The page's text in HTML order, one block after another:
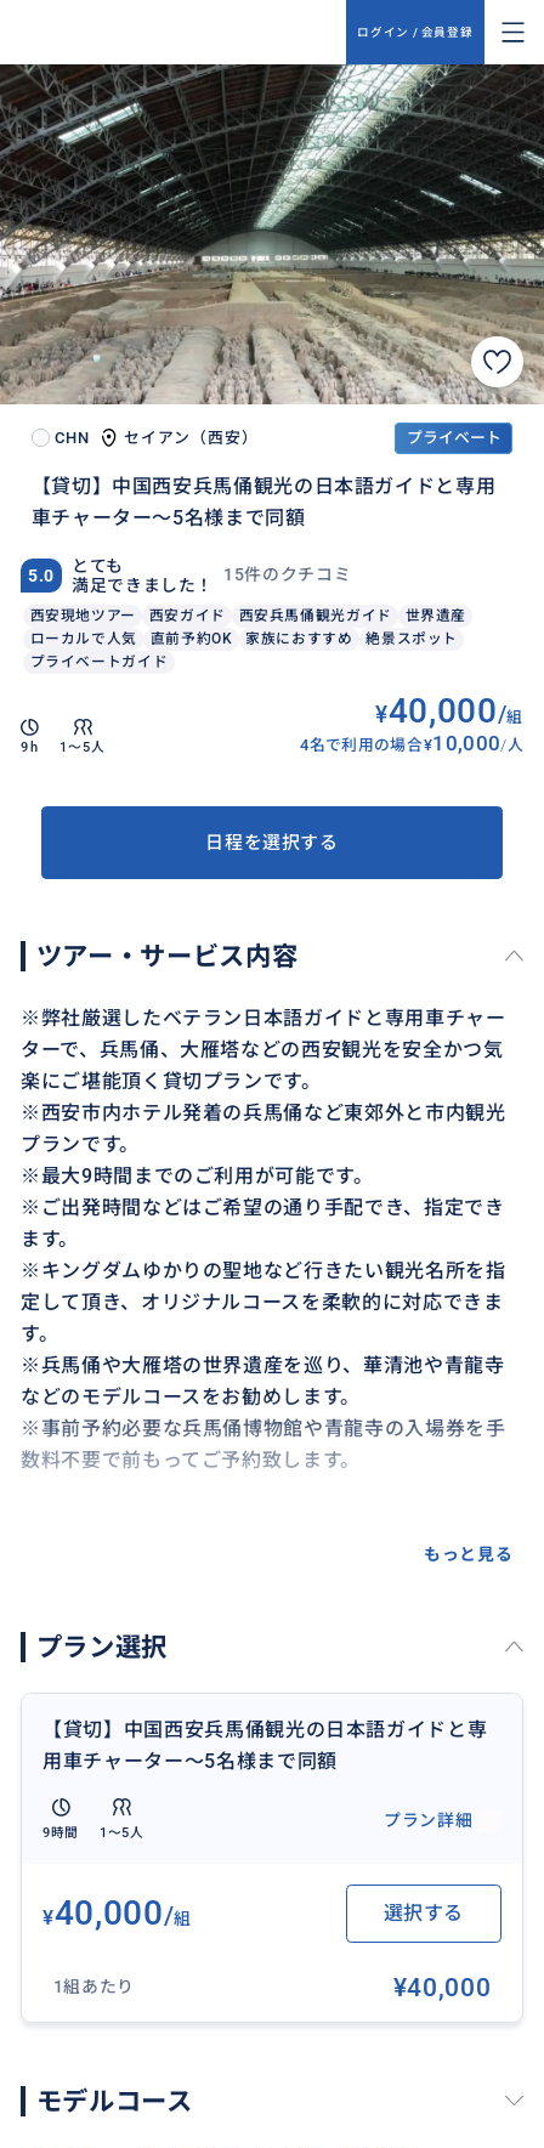
ログイン / 会員登録
CHN セイアン（西安） プライベート
【貸切】中国西安兵馬俑観光の日本語ガイドと専用
車チャーター～5名様まで同額
5.0
とても
満足できました！
15件のクチコミ
西安現地ツアー 西安ガイド 西安兵馬俑観光ガイド
世界遺産
ローカルで人気
直前予約OK 家族におすすめ
絶景スポット
プライベートガイド
9h 1〜5人
¥40,000/組
4名で利用の場合¥10,000/ 人
日程を選択する
ツアー・サービス内容
※弊社厳選したベテラン日本語ガイドと専用車チャー
ターで、兵馬俑、大雁塔などの西安観光を安全かつ気
楽にご堪能頂く貸切プランです。
※西安市内ホテル発着の兵馬俑など東郊外と市内観光
プランです。
※最大9時間までのご利用が可能です。
※ご出発時間などはご希望の通り手配でき、指定でき
ます。
※キングダムゆかりの聖地など行きたい観光名所を指
定して頂き、オリジナルコースを柔軟的に対応できま
す。
※兵馬俑や大雁塔の世界遺産を巡り、華清池や青龍寺
などのモデルコースをお勧めします。
※事前予約必要な兵馬俑博物館や青龍寺の入場券を手
数料不要で前もってご予約致します。
お楽しみ下さい。
もっと見る
プラン選択
【貸切】中国西安兵馬俑観光の日本語ガイドと専
用車チャーター～5名様まで同額
9時間 1〜5人
プラン詳細
¥40,000/組 選択する
1組あたり ¥40,000
モデルコース